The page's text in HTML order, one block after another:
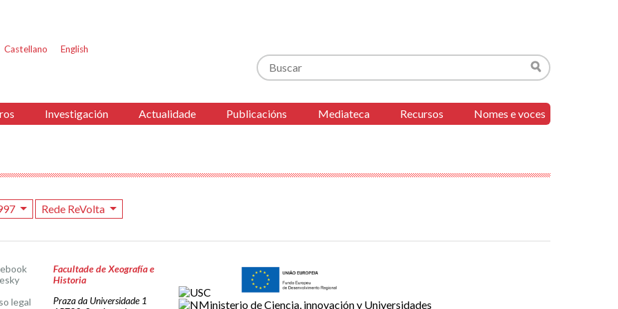
Castellano English
Buscar
Buscar
Investigación Actualidade Publicacións Mediateca Recursos Nomes e voces
Rede ReVolta
legal
Facultade de Xeografía e
Historia
Praza da Universidade 1